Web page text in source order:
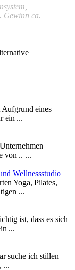
Gewinn ca.
eines
ein ...
von .. ...
Wellnessstudio
Yoga, Pilates,
...
ist, dass es sich
...
suche ich stillen
...